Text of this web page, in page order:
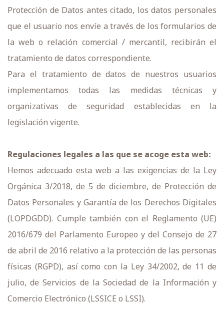
Protección de Datos antes citado, los datos personales
que el usuario nos envíe a través de los formularios de
la web o relación comercial / mercantil, recibirán el
tratamiento de datos correspondiente.
Para el tratamiento de datos de nuestros usuarios
implementamos todas las medidas técnicas y
organizativas de seguridad establecidas en la
legislación vigente.
Regulaciones legales a las que se acoge esta web:
Hemos adecuado esta web a las exigencias de la Ley
Orgánica 3/2018, de 5 de diciembre, de Protección de
Datos Personales y Garantía de los Derechos Digitales
(LOPDGDD). Cumple también con el Reglamento (UE)
2016/679 del Parlamento Europeo y del Consejo de 27
de abril de 2016 relativo a la protección de las personas
físicas (RGPD), así como con la Ley 34/2002, de 11 de
julio, de Servicios de la Sociedad de la Información y
Comercio Electrónico (LSSICE o LSSI).